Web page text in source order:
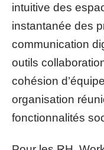
intuitive des
instantanée des
communication
outils
cohésion
organisation
fonctionnalités